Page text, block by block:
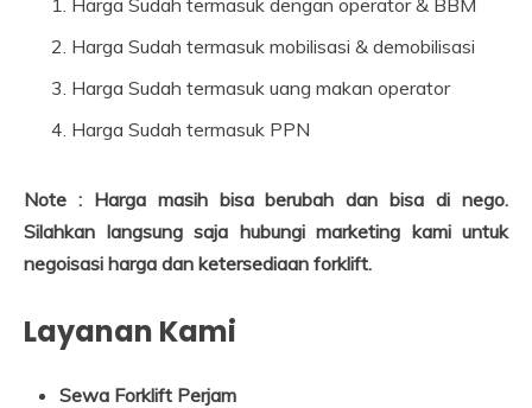
Harga Sudah termasuk dengan operator & BBM
Harga Sudah termasuk mobilisasi & demobilisasi
Harga Sudah termasuk uang makan operator
Harga Sudah termasuk PPN
Note : Harga masih bisa berubah dan bisa di nego.
Silahkan langsung saja hubungi marketing kami untuk
negoisasi harga dan ketersediaan forklift.
Layanan Kami
Sewa Forklift Perjam